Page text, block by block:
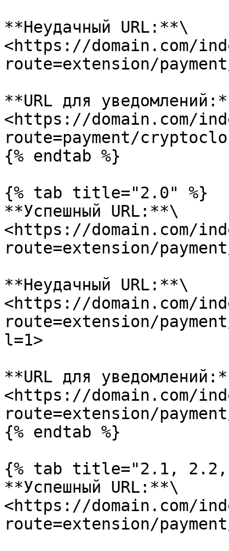
**Неудачный URL:**\
<https://domain.com/
route=extension/
**URL для
<https://domain.com/
route=payment/
{% endtab %}
{% tab title="2.0" %}
**Успешный URL:**\
<https://domain.com/
route=extension/
**Неудачный URL:**\
<https://domain.com/
route=extension/
l=1>
**URL для
<https://domain.com/
route=extension/
{% endtab %}
{% tab title="2.1, 2.2,
**Успешный URL:**\
<https://domain.com/
route=extension/